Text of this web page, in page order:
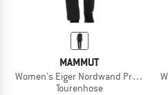
MAMMUT
Women's Eiger Nordwand Pro
Tourenhose